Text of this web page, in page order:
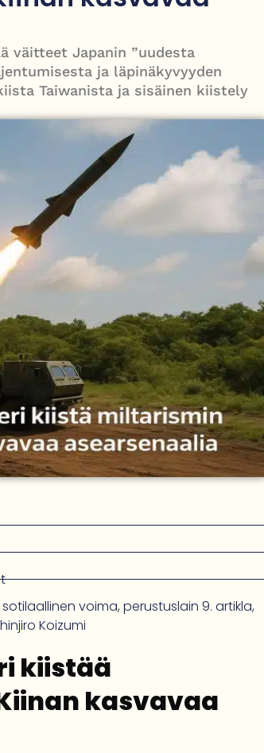
PTV Gymillä tallentui videolle
väitteet Japanin ”uudesta
ja läpinäkyvyyden
Taiwanista ja sisäinen kiistely
sotilaallinen voima,perustuslain 9. artikla,
Koizumi
kiistää
kasvavaa